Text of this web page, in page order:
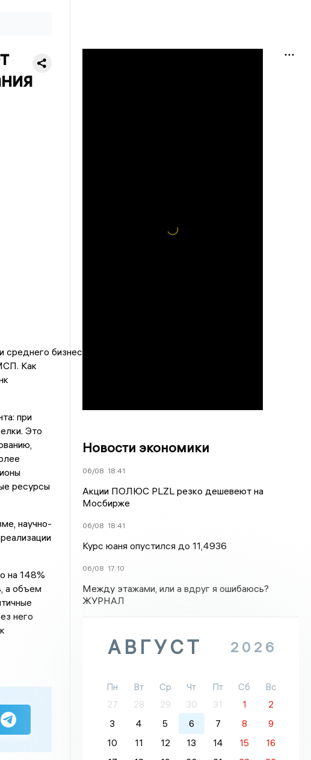
бизнеса к беззалоговому кредитованию с
Как
при
Это
ресурсы
научно-
на 148%
а объем
него
Новости экономики
06/08 18:41
Акции ПОЛЮС PLZL резко дешевеют на
Мосбирже
06/08 18:41
Курс юаня опустился до 11,4936
06/08 17:10
Между этажами, или а вдруг я ошибаюсь?
ЖУРНАЛ
АВГУСТ 2026
Пн Вт Ср Чт Пт Сб
Вс
27
28 29 30 31 1
2
3
4 5 6 7 8
9
10
11 12 13 14 15
16